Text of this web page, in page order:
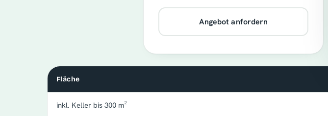
Angebot anfordern
Fläche
inkl. Keller bis 300 m²